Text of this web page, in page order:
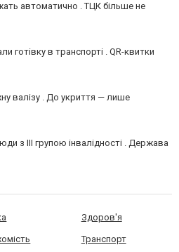
автоматично . ТЦК більше не
готівку в транспорті . QR-квитки
валізу . До укриття — лише
з III групою інвалідності . Держава
Здоров'я
Транспорт